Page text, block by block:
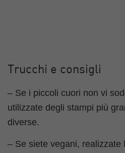
Trucchi e consigli
– Se i piccoli cuori non vi
utilizzate degli stampi più
diverse.
– Se siete vegani, realizzate